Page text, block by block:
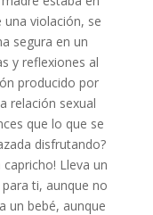
violación, se
segura en un
y reflexiones al
producido por
relación sexual
que lo que se
disfrutando?
Lleva un
ti, aunque no
un bebé, aunque